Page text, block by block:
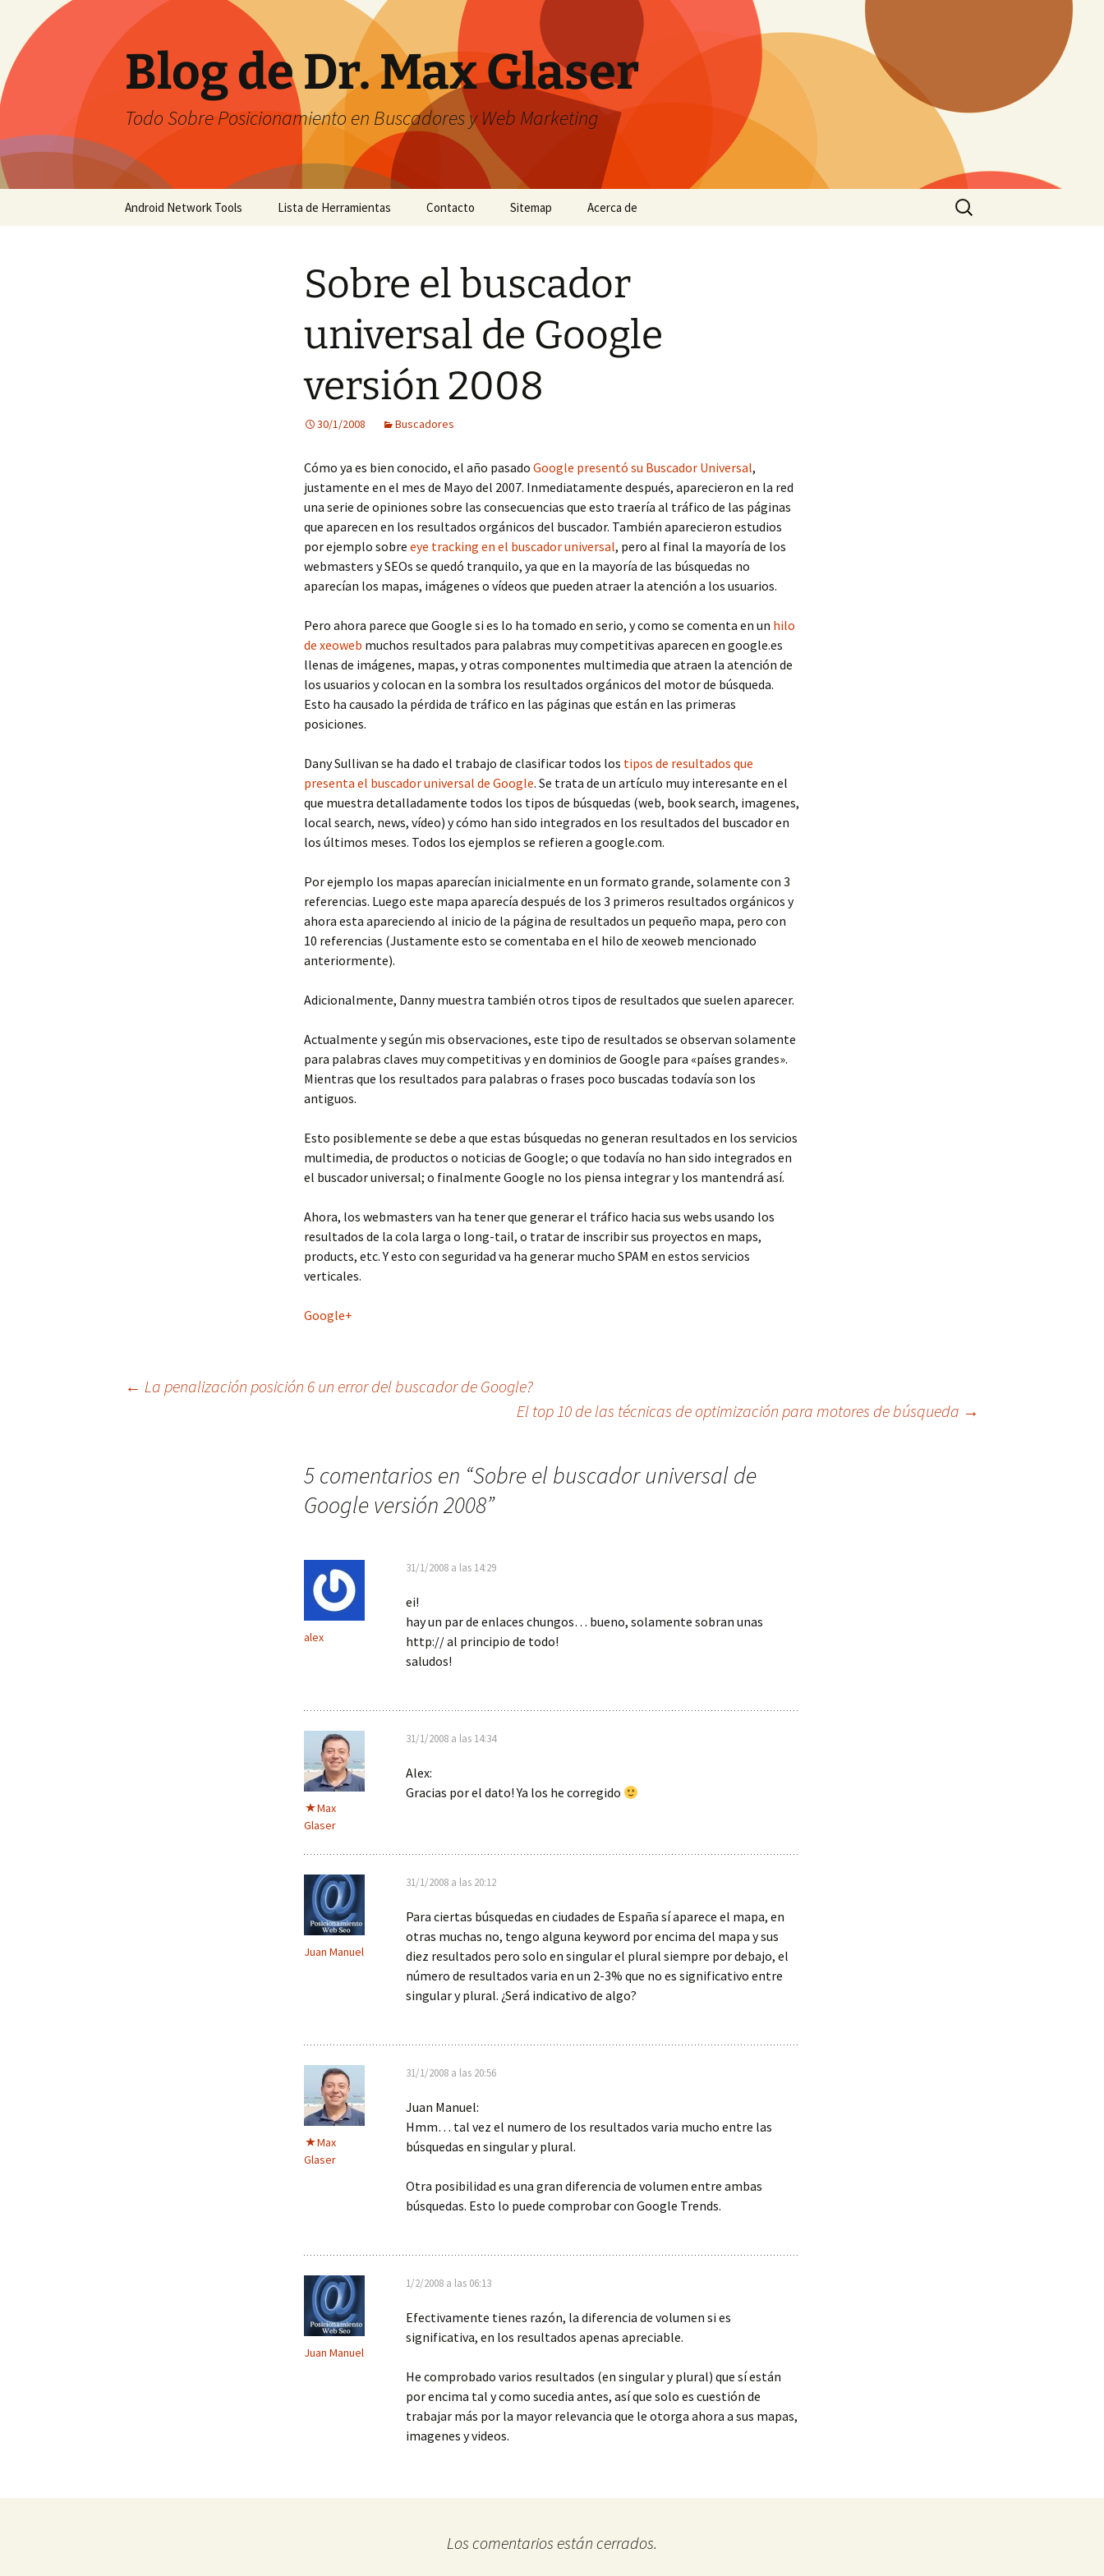
contenido
Blog de Dr. Max Glaser
Todo Sobre Posicionamiento en Buscadores y Web Marketing
Android Network Tools Lista de Herramientas Contacto Sitemap Acerca de
Buscar:
Sobre el buscador
universal de Google
versión 2008
30/1/2008 Buscadores
Cómo ya es bien conocido, el año pasado Google presentó su Buscador Universal,
justamente en el mes de Mayo del 2007. Inmediatamente después, aparecieron en la red
una serie de opiniones sobre las consecuencias que esto traería al tráfico de las páginas
que aparecen en los resultados orgánicos del buscador. También aparecieron estudios
por ejemplo sobre eye tracking en el buscador universal, pero al final la mayoría de los
webmasters y SEOs se quedó tranquilo, ya que en la mayoría de las búsquedas no
aparecían los mapas, imágenes o vídeos que pueden atraer la atención a los usuarios.
Pero ahora parece que Google si es lo ha tomado en serio, y como se comenta en un hilo
de xeoweb muchos resultados para palabras muy competitivas aparecen en google.es
llenas de imágenes, mapas, y otras componentes multimedia que atraen la atención de
los usuarios y colocan en la sombra los resultados orgánicos del motor de búsqueda.
Esto ha causado la pérdida de tráfico en las páginas que están en las primeras
posiciones.
Dany Sullivan se ha dado el trabajo de clasificar todos los tipos de resultados que
presenta el buscador universal de Google. Se trata de un artículo muy interesante en el
que muestra detalladamente todos los tipos de búsquedas (web, book search, imagenes,
local search, news, vídeo) y cómo han sido integrados en los resultados del buscador en
los últimos meses. Todos los ejemplos se refieren a google.com.
Por ejemplo los mapas aparecían inicialmente en un formato grande, solamente con 3
referencias. Luego este mapa aparecía después de los 3 primeros resultados orgánicos y
ahora esta apareciendo al inicio de la página de resultados un pequeño mapa, pero con
10 referencias (Justamente esto se comentaba en el hilo de xeoweb mencionado
anteriormente).
Adicionalmente, Danny muestra también otros tipos de resultados que suelen aparecer.
Actualmente y según mis observaciones, este tipo de resultados se observan solamente
para palabras claves muy competitivas y en dominios de Google para «países grandes».
Mientras que los resultados para palabras o frases poco buscadas todavía son los
antiguos.
Esto posiblemente se debe a que estas búsquedas no generan resultados en los servicios
multimedia, de productos o noticias de Google; o que todavía no han sido integrados en
el buscador universal; o finalmente Google no los piensa integrar y los mantendrá así.
Ahora, los webmasters van ha tener que generar el tráfico hacia sus webs usando los
resultados de la cola larga o long-tail, o tratar de inscribir sus proyectos en maps,
products, etc. Y esto con seguridad va ha generar mucho SPAM en estos servicios
verticales.
Google+
Navegación
← La penalización posición 6 un error del buscador de Google?
El top 10 de las técnicas de optimización para motores de búsqueda →
5 comentarios en “Sobre el buscador universal de
Google versión 2008”
alex
31/1/2008 a las 14:29
ei!
hay un par de enlaces chungos… bueno, solamente sobran unas
http:// al principio de todo!
saludos!
Max
Glaser
31/1/2008 a las 14:34
Alex:
Gracias por el dato! Ya los he corregido
Juan Manuel
31/1/2008 a las 20:12
Para ciertas búsquedas en ciudades de España sí aparece el mapa, en
otras muchas no, tengo alguna keyword por encima del mapa y sus
diez resultados pero solo en singular el plural siempre por debajo, el
número de resultados varia en un 2-3% que no es significativo entre
singular y plural. ¿Será indicativo de algo?
Max
Glaser
31/1/2008 a las 20:56
Juan Manuel:
Hmm… tal vez el numero de los resultados varia mucho entre las
búsquedas en singular y plural.
Otra posibilidad es una gran diferencia de volumen entre ambas
búsquedas. Esto lo puede comprobar con Google Trends.
Juan Manuel
1/2/2008 a las 06:13
Efectivamente tienes razón, la diferencia de volumen si es
significativa, en los resultados apenas apreciable.
He comprobado varios resultados (en singular y plural) que sí están
por encima tal y como sucedia antes, así que solo es cuestión de
trabajar más por la mayor relevancia que le otorga ahora a sus mapas,
imagenes y videos.
Los comentarios están cerrados.